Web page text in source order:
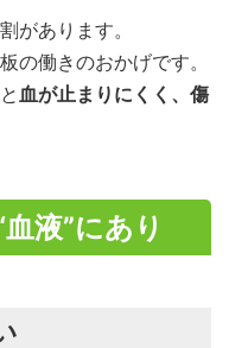
があります。
の働きのおかげです。
血が止まりにくく、傷
液”にあり